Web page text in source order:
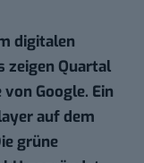
digitalen
zeigen Quartal
Google. Ein
auf dem
grüne